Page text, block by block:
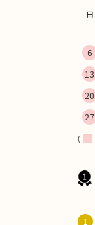
日
6
13
20
27
(
1